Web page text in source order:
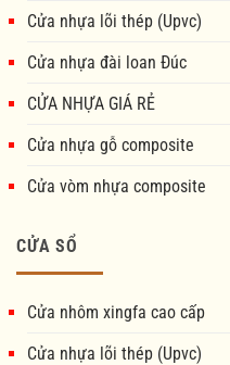
Cửa nhựa lõi thép (Upvc)
Cửa nhựa đài loan Đúc
CỬA NHỰA GIÁ RẺ
Cửa nhựa gỗ composite
Cửa vòm nhựa composite
CỬA SỔ
Cửa nhôm xingfa cao cấp
Cửa nhựa lõi thép (Upvc)